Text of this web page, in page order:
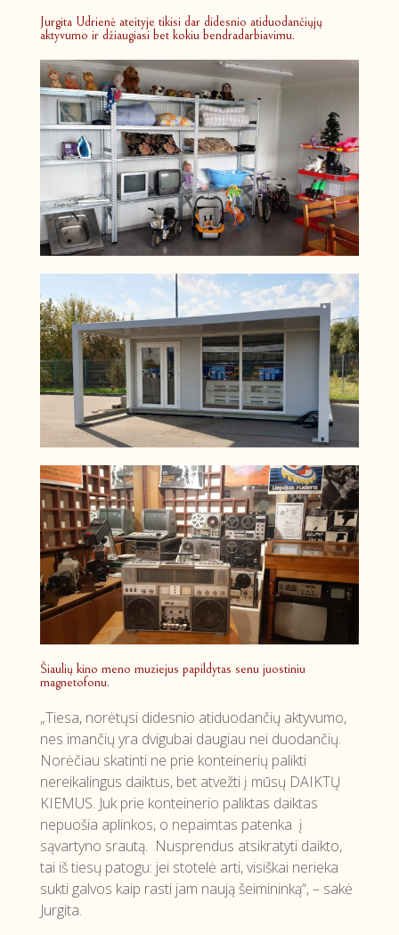
Jurgita Udrienė ateityje tikisi dar didesnio atiduodančiųjų
aktyvumo ir džiaugiasi bet kokiu bendradarbiavimu.
Šiaulių kino meno muziejus papildytas senu juostiniu
magnetofonu.
„Tiesa, norėtųsi didesnio atiduodančių aktyvumo,
nes imančių yra dvigubai daugiau nei duodančių.
Norėčiau skatinti ne prie konteinerių palikti
nereikalingus daiktus, bet atvežti į mūsų DAIKTŲ
KIEMUS. Juk prie konteinerio paliktas daiktas
nepuošia aplinkos, o nepaimtas patenka į
sąvartyno srautą. Nusprendus atsikratyti daikto,
tai iš tiesų patogu: jei stotelė arti, visiškai nerieka
sukti galvos kaip rasti jam naują šeimininką“, – sakė
Jurgita.